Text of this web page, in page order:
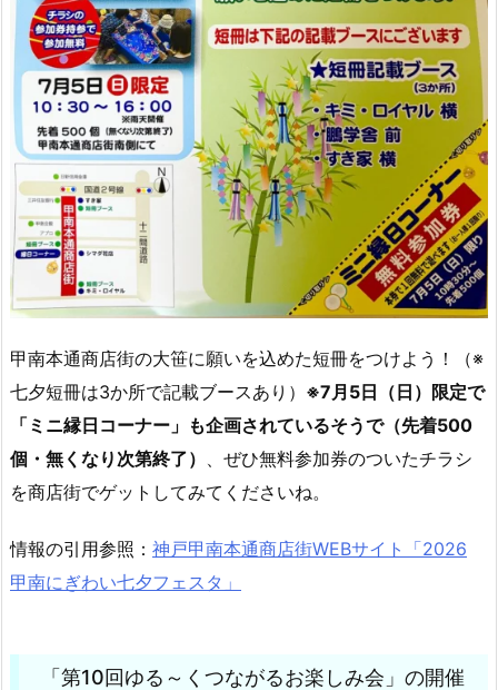
甲南本通商店街の大笹に願いを込めた短冊をつけよう！（※
七夕短冊は3か所で記載ブースあり） ※7月5日（日）限定で
「ミニ縁日コーナー」も企画されているそうで（先着500
個・無くなり次第終了） 、ぜひ無料参加券のついたチラシ
を商店街でゲットしてみてくださいね。
情報の引用参照： 神戸甲南本通商店街WEBサイト「2026
甲南にぎわい七夕フェスタ」
「第10回ゆる～くつながるお楽しみ会」の開催